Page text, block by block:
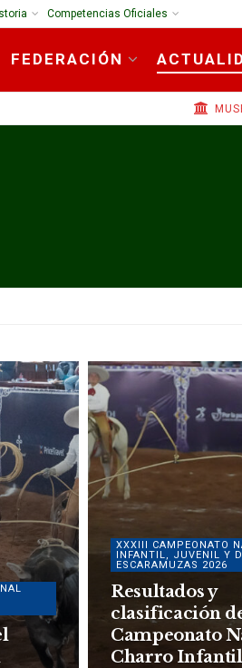
Competencias Oficiales
FEDERACIÓN
XXXIII CAMPEONATO
INFANTIL, JUVENIL Y
ESCARAMUZAS 2026
Resultados y
clasificación
Campeonato
Charro